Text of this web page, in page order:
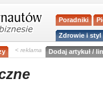
Poradniki
Zdrowie i styl
< reklama Dodaj artykuł /